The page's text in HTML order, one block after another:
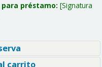
préstamo: Signatura
carrito